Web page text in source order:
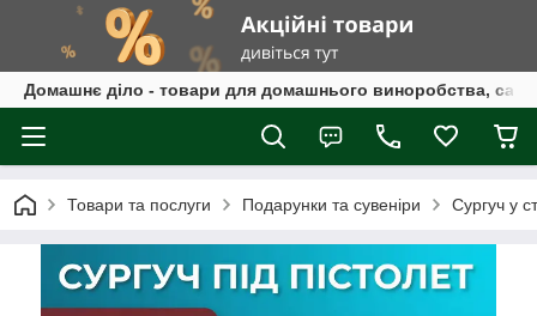
Домашнє діло - товари для домашнього виноробства,
Товари та послуги Подарунки та сувеніри Сургуч у